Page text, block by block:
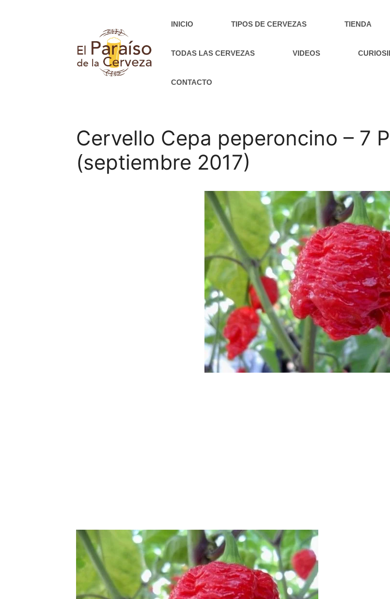
INICIO TIPOS DE CERVEZAS TIENDA
TODAS LAS CERVEZAS VIDEOS
CONTACTO
Cervello Cepa peperoncino – 7
(septiembre 2017)